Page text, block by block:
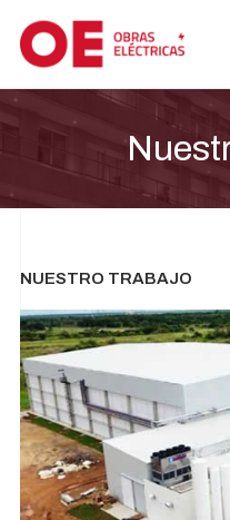
NUESTRO TRABAJO